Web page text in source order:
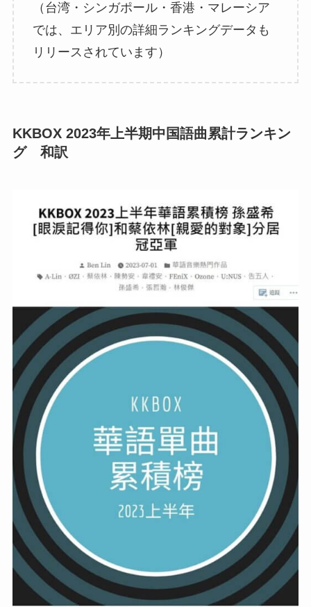
（台湾・シンガポール・香港・マレーシア
では、エリア別の詳細ランキングデータも
リリースされています）
KKBOX 2023年上半期中国語曲累計ランキン
グ 和訳